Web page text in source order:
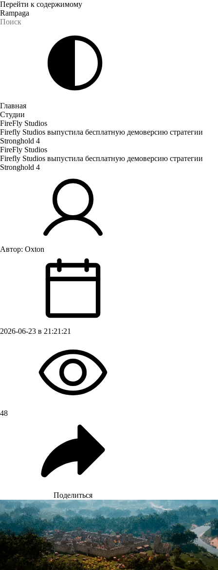
Перейти к содержимому
Rampaga
Главная
Студии
FireFly Studios
Firefly Studios выпустила бесплатную демоверсию стратегии
Stronghold 4
FireFly Studios
Firefly Studios выпустила бесплатную демоверсию стратегии
Stronghold 4
Автор: Oxton
2026-06-23 в 21:21:21
48
Поделиться